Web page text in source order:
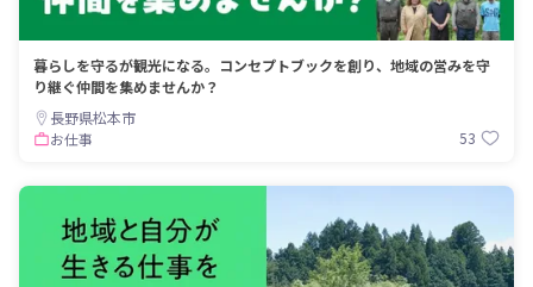
暮らしを守るが観光になる。コンセプトブックを創り、地域の営みを守
り継ぐ仲間を集めませんか？
長野県松本市
お仕事
53